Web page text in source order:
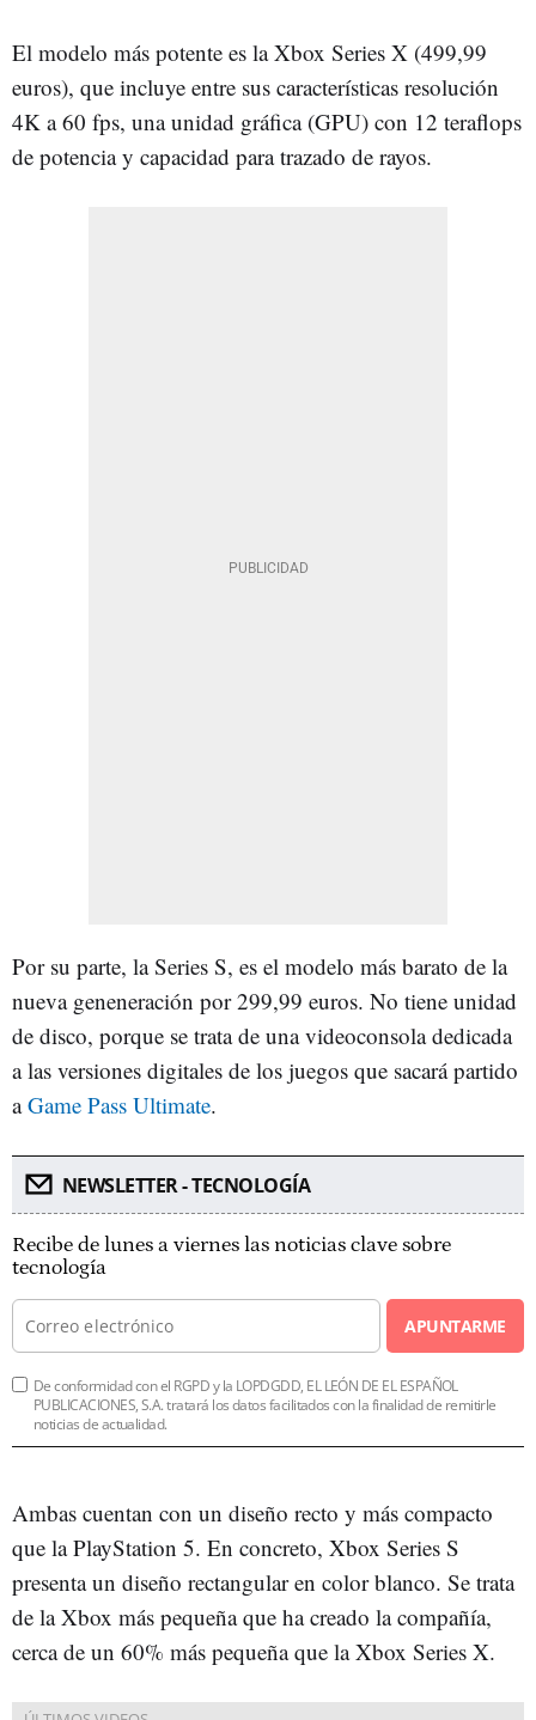
El modelo más potente es la Xbox Series X (499,99
euros), que incluye entre sus características resolución
4K a 60 fps, una unidad gráfica (GPU) con 12 teraflops
de potencia y capacidad para trazado de rayos.
Por su parte, la Series S, es el modelo más barato de la
nueva geneneración por 299,99 euros. No tiene unidad
de disco, porque se trata de una videoconsola dedicada
a las versiones digitales de los juegos que sacará partido
aGame Pass Ultimate.
NEWSLETTER - TECNOLOGÍA
Recibe de lunes a viernes las noticias clave sobre
tecnología
APUNTARME
De conformidad con el RGPD y la LOPDGDD, EL LEÓN DE EL ESPAÑOL
PUBLICACIONES, S.A. tratará los datos facilitados con la finalidad de remitirle
noticias de actualidad.
Ambas cuentan con un diseño recto y más compacto
que la PlayStation 5. En concreto, Xbox Series S
presenta un diseño rectangular en color blanco. Se trata
de la Xbox más pequeña que ha creado la compañía,
cerca de un 60% más pequeña que la Xbox Series X.